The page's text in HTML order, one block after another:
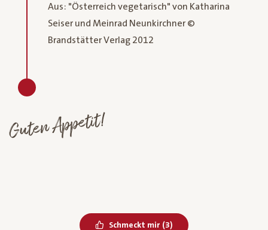
Aus: "Österreich vegetarisch" von Katharina
Seiser und Meinrad Neunkirchner ©
Brandstätter Verlag 2012
Guten Appetit!
Schmeckt mir Bereits geliked
(3)